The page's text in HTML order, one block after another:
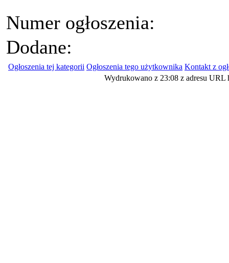
Numer ogłoszenia:
Dodane:
Ogłoszenia tej kategorii Ogłoszenia tego użytkownika Kontakt z
Wydrukowano z 23:08 z adresu